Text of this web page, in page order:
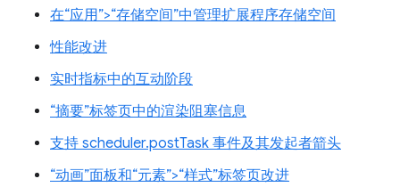
在“应用”>“存储空间”中管理扩展程序存储空间
性能改进
实时指标中的互动阶段
“摘要”标签页中的渲染阻塞信息
支持 scheduler.postTask 事件及其发起者箭头
“动画”面板和“元素”>“样式”标签页改进